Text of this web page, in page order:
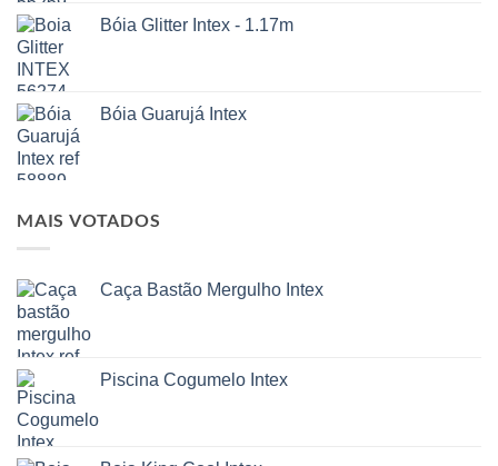
Bóia Glitter Intex - 1.17m
Bóia Guarujá Intex
MAIS VOTADOS
Caça Bastão Mergulho Intex
Piscina Cogumelo Intex